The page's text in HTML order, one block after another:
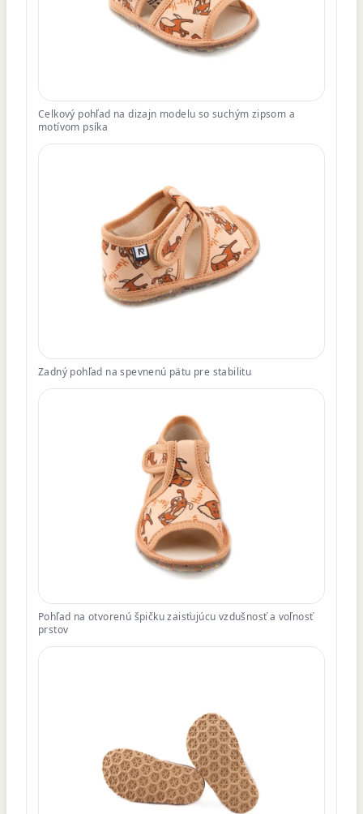
Celkový pohľad na dizajn modelu so suchým zipsom a
motívom psíka
Zadný pohľad na spevnenú pätu pre stabilitu
Pohľad na otvorenú špičku zaisťujúcu vzdušnosť a voľnosť
prstov